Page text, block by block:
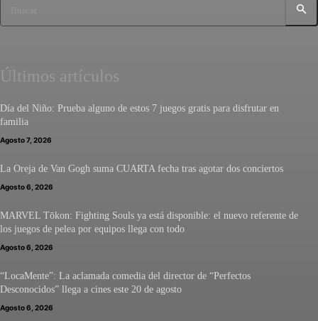
Últimos artículos
Día del Niño: Prueba alguno de estos 7 juegos gratis para disfrutar en
familia
Agosto 7, 2026
La Oreja de Van Gogh suma CUARTA fecha tras agotar dos conciertos
Agosto 6, 2026
MARVEL Tōkon: Fighting Souls ya está disponible: el nuevo referente de
los juegos de pelea por equipos llega con todo
Agosto 6, 2026
“LocaMente”: La aclamada comedia del director de “Perfectos
Desconocidos” llega a cines este 20 de agosto
Agosto 6, 2026